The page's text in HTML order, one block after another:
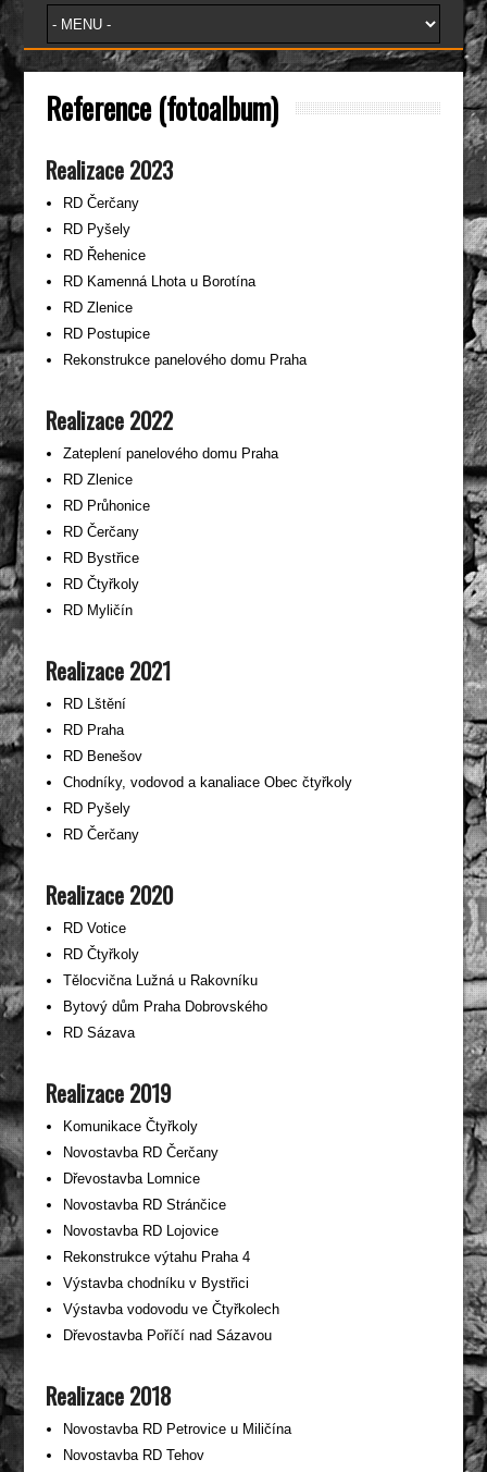
Reference (fotoalbum)
Realizace 2023
RD Čerčany
RD Pyšely
RD Řehenice
RD Kamenná Lhota u Borotína
RD Zlenice
RD Postupice
Rekonstrukce panelového domu Praha
Realizace 2022
Zateplení panelového domu Praha
RD Zlenice
RD Průhonice
RD Čerčany
RD Bystřice
RD Čtyřkoly
RD Myličín
Realizace 2021
RD Lštění
RD Praha
RD Benešov
Chodníky, vodovod a kanaliace Obec čtyřkoly
RD Pyšely
RD Čerčany
Realizace 2020
RD Votice
RD Čtyřkoly
Tělocvična Lužná u Rakovníku
Bytový dům Praha Dobrovského
RD Sázava
Realizace 2019
Komunikace Čtyřkoly
Novostavba RD Čerčany
Dřevostavba Lomnice
Novostavba RD Stránčice
Novostavba RD Lojovice
Rekonstrukce výtahu Praha 4
Výstavba chodníku v Bystřici
Výstavba vodovodu ve Čtyřkolech
Dřevostavba Poříčí nad Sázavou
Realizace 2018
Novostavba RD Petrovice u Miličína
Novostavba RD Tehov